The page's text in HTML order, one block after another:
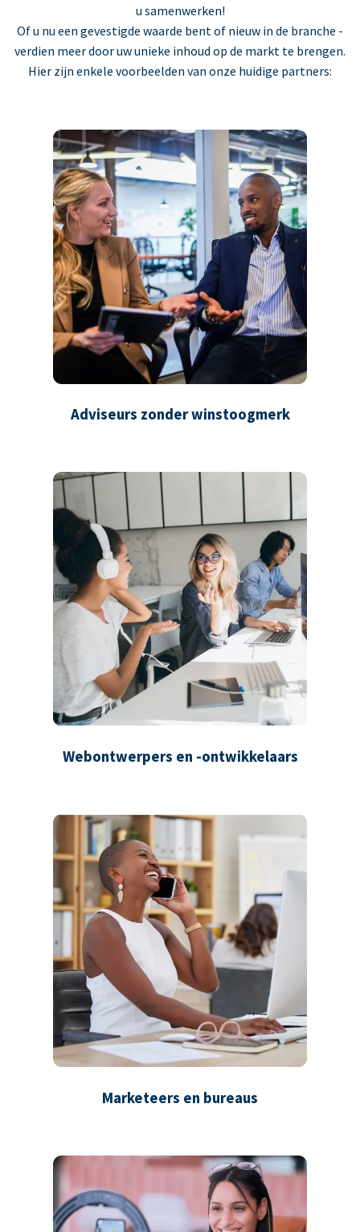
u samenwerken!
Of u nu een gevestigde waarde bent of nieuw in de branche -
verdien meer door uw unieke inhoud op de markt te brengen.
Hier zijn enkele voorbeelden van onze huidige partners:
Adviseurs zonder winstoogmerk
Webontwerpers en -ontwikkelaars
Marketeers en bureaus